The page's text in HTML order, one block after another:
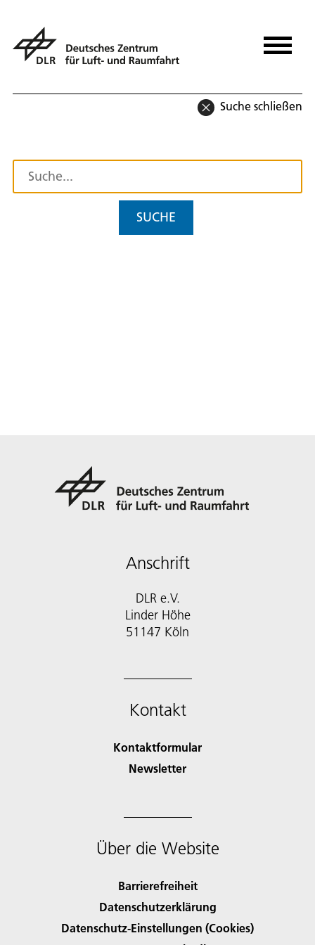
Suche schließen
SUCHE
Anschrift
DLR e.V.
Linder Höhe
51147 Köln
Kontakt
Kontaktformular
Newsletter
Über die Website
Barrierefreiheit
Datenschutzerklärung
Datenschutz-Einstellungen (Cookies)